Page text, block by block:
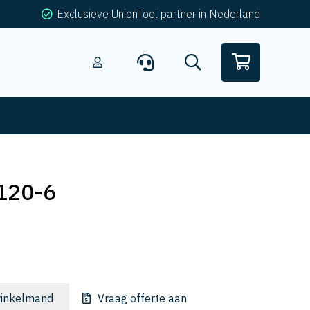
Exclusieve UnionTool partner in Nederland
6
Vraag offerte aan